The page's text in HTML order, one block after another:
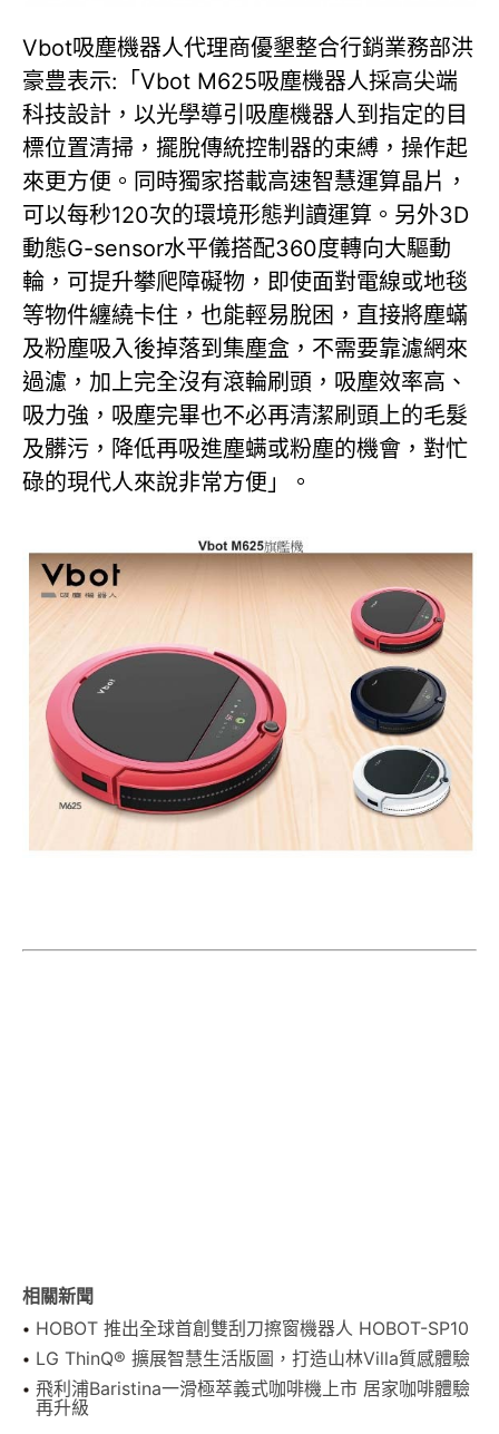
Vbot吸塵機器人代理商優墾整合行銷業務部洪
豪豊表示:「Vbot M625吸塵機器人採高尖端
科技設計，以光學導引吸塵機器人到指定的目
標位置清掃，擺脫傳統控制器的束縛，操作起
來更方便。同時獨家搭載高速智慧運算晶片，
可以每秒120次的環境形態判讀運算。另外3D
動態G-sensor水平儀搭配360度轉向大驅動
輪，可提升攀爬障礙物，即使面對電線或地毯
等物件纏繞卡住，也能輕易脫困，直接將塵蟎
及粉塵吸入後掉落到集塵盒，不需要靠濾網來
過濾，加上完全沒有滾輪刷頭，吸塵效率高、
吸力強，吸塵完畢也不必再清潔刷頭上的毛髮
及髒污，降低再吸進塵螨或粉塵的機會，對忙
碌的現代人來說非常方便」。
相關新聞
HOBOT 推出全球首創雙刮刀擦窗機器人 HOBOT-SP10
LG ThinQ® 擴展智慧生活版圖，打造山林Villa質感體驗
飛利浦Baristina一滑極萃義式咖啡機上市 居家咖啡體驗
再升級